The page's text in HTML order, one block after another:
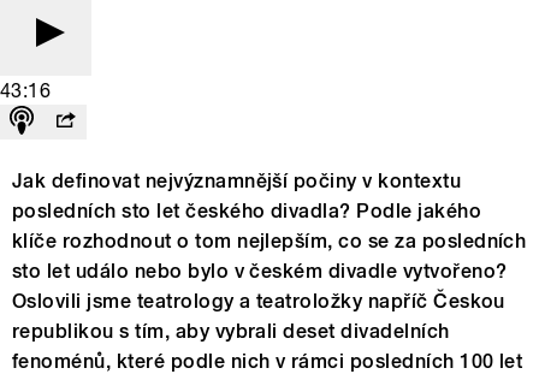
43:16
Jak definovat nejvýznamnější počiny v kontextu
posledních sto let českého divadla? Podle jakého
klíče rozhodnout o tom nejlepším, co se za posledních
sto let událo nebo bylo v českém divadle vytvořeno?
Oslovili jsme teatrology a teatroložky napříč Českou
republikou s tím, aby vybrali deset divadelních
fenoménů, které podle nich v rámci posledních 100 let